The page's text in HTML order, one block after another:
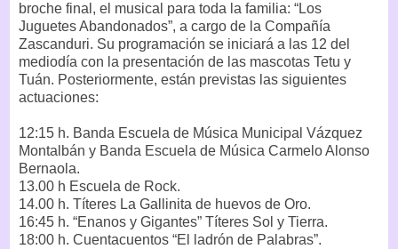
broche final, el musical para toda la familia: “Los
Juguetes Abandonados”, a cargo de la Compañía
Zascanduri. Su programación se iniciará a las 12 del
mediodía con la presentación de las mascotas Tetu y
Tuán. Posteriormente, están previstas las siguientes
actuaciones:
12:15 h. Banda Escuela de Música Municipal Vázquez
Montalbán y Banda Escuela de Música Carmelo Alonso
Bernaola.
13.00 h Escuela de Rock.
14.00 h. Títeres La Gallinita de huevos de Oro.
16:45 h. “Enanos y Gigantes” Títeres Sol y Tierra.
18:00 h. Cuentacuentos “El ladrón de Palabras”.